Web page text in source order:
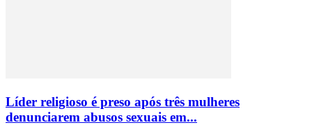
Líder religioso é preso após três mulheres
denunciarem abusos sexuais em...